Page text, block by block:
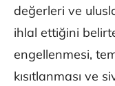
değerleri ve
ihlal ettiğini
engellenmesi,
kısıtlanması ve